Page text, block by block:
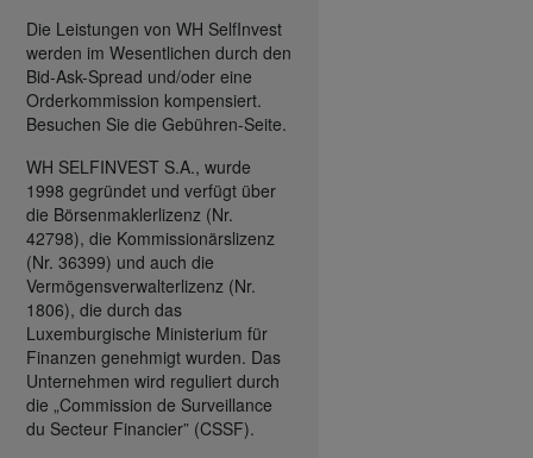
Die Leistungen von WH SelfInvest
werden im Wesentlichen durch den
Bid-Ask-Spread und/oder eine
Orderkommission kompensiert.
Besuchen Sie die Gebühren-Seite.
WH SELFINVEST S.A., wurde
1998 gegründet und verfügt über
die Börsenmaklerlizenz (Nr.
42798), die Kommissionärslizenz
(Nr. 36399) und auch die
Vermögensverwalterlizenz (Nr.
1806), die durch das
Luxemburgische Ministerium für
Finanzen genehmigt wurden. Das
Unternehmen wird reguliert durch
die „Commission de Surveillance
du Secteur Financier” (CSSF).